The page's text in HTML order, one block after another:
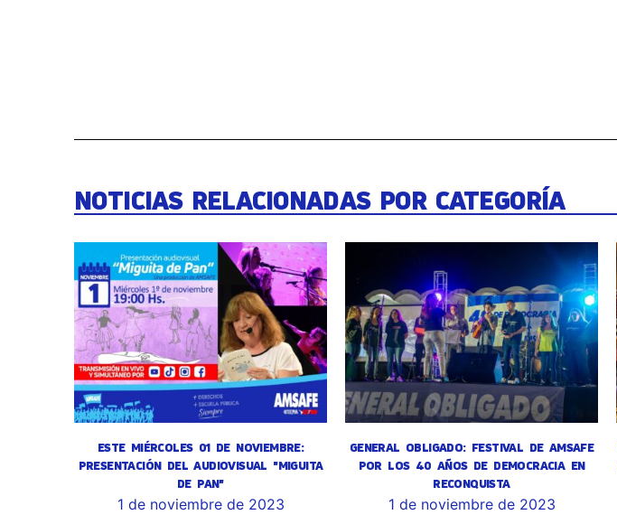
NOTICIAS RELACIONADAS POR CATEGORÍA
ESTE MIÉRCOLES 01 DE NOVIEMBRE:
PRESENTACIÓN DEL AUDIOVISUAL "MIGUITA
DE PAN"
1 de noviembre de 2023
GENERAL OBLIGADO: FESTIVAL DE AMSAFE
POR LOS 40 AÑOS DE DEMOCRACIA EN
RECONQUISTA
1 de noviembre de 2023